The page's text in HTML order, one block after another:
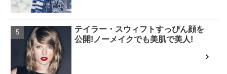
テイラー・スウィフトすっぴん顔を
公開!ノーメイクでも美肌で美人!